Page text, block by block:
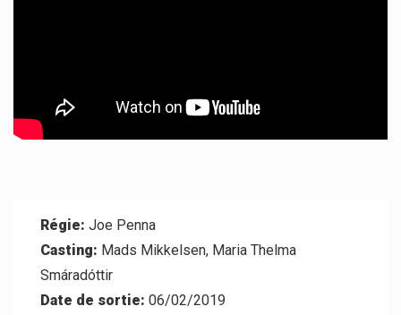
Régie: Joe Penna
Casting: Mads Mikkelsen, Maria Thelma
Smáradóttir
Date de sortie: 06/02/2019